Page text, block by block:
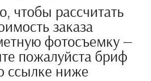
чтобы рассчитать
заказа
фотосъемку —
пожалуйста бриф
ссылке ниже